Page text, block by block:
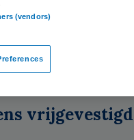
ziekenhuizen,
Dagblad, dat de
(vendors)